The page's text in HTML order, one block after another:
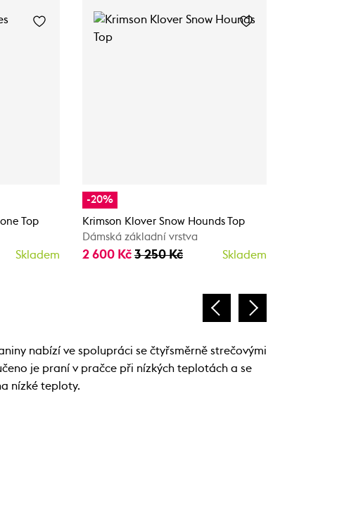
Top
Skladem
-20%
Krimson Klover Snow Hounds Top
Dámská základní vrstva
2 600 Kč 3 250 Kč Skladem
nabízí ve spolupráci se čtyřsměrně strečovými
je praní v pračce při nízkých teplotách a se
nízké teploty.